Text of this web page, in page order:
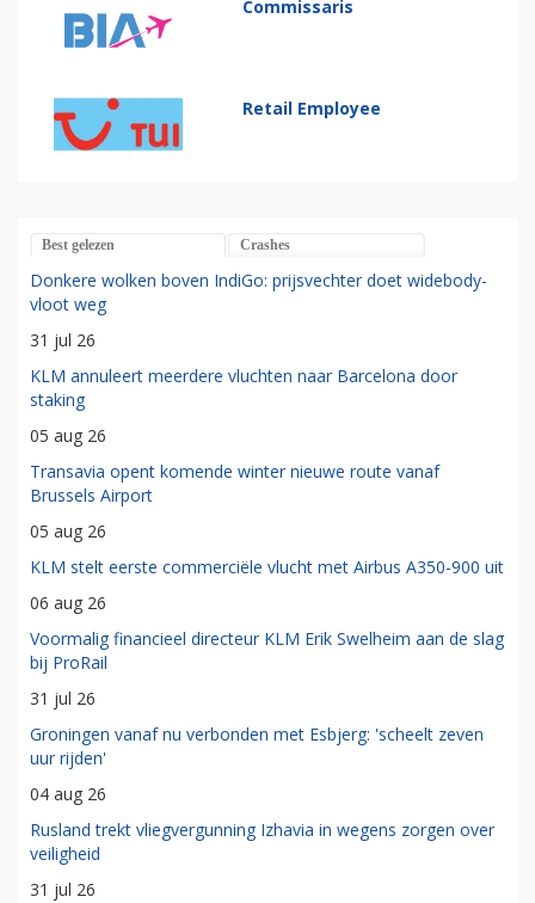
Commissaris
Retail Employee
Best gelezen Crashes
Donkere wolken boven IndiGo: prijsvechter doet widebody-
vloot weg
31 jul 26
KLM annuleert meerdere vluchten naar Barcelona door
staking
05 aug 26
Transavia opent komende winter nieuwe route vanaf
Brussels Airport
05 aug 26
KLM stelt eerste commerciële vlucht met Airbus A350-900 uit
06 aug 26
Voormalig financieel directeur KLM Erik Swelheim aan de slag
bij ProRail
31 jul 26
Groningen vanaf nu verbonden met Esbjerg: 'scheelt zeven
uur rijden'
04 aug 26
Rusland trekt vliegvergunning Izhavia in wegens zorgen over
veiligheid
31 jul 26